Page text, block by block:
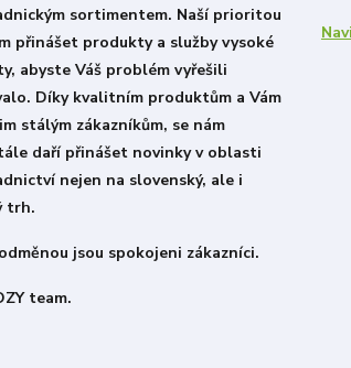
sortimentem. Naší prioritou
přinášet produkty a služby vysoké
abyste Váš problém vyřešili
Díky kvalitním produktům a Vám
stálým zákazníkům, se nám
daří přinášet novinky v oblasti
nejen na slovenský, ale i
trh.
jsou spokojeni zákazníci.
team.